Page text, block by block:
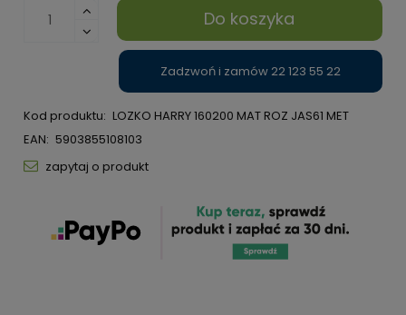
Do koszyka
Zadzwoń i zamów 22 123 55 22
Kod produktu: LOZKO HARRY 160200 MAT ROZ JAS61 MET
EAN: 5903855108103
zapytaj o produkt